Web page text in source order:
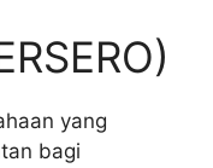
yang
bagi